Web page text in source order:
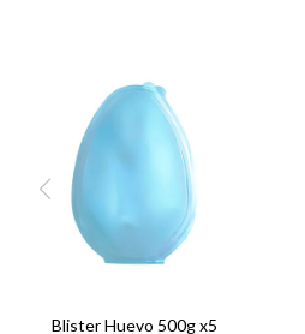
Blister Huevo 500g x5